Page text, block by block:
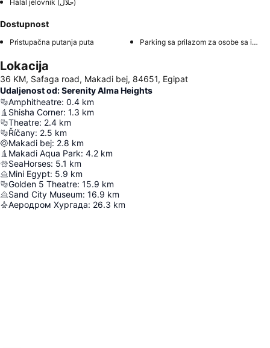
Halal jelovnik (حلال)
Dostupnost
Pristupačna putanja puta Parking sa prilazom za osobe sa invaliditetom
Lokacija
36 KM, Safaga road, Makadi bej, 84651, Egipat
Udaljenost od: Serenity Alma Heights
Amphitheatre: 0.4 km
Shisha Corner: 1.3 km
Theatre: 2.4 km
Říčany: 2.5 km
Makadi bej: 2.8 km
Makadi Aqua Park: 4.2 km
SeaHorses: 5.1 km
Mini Egypt: 5.9 km
Golden 5 Theatre: 15.9 km
Sand City Museum: 16.9 km
Аеродром Хургада: 26.3 km